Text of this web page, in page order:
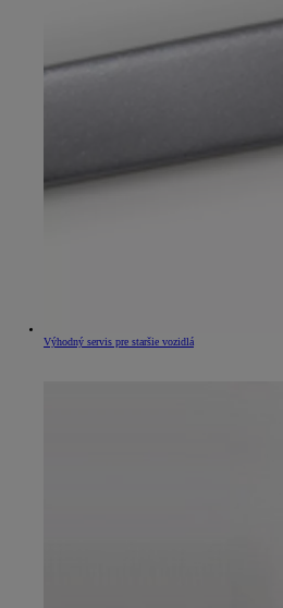
Výhodný servis pre staršie vozidlá